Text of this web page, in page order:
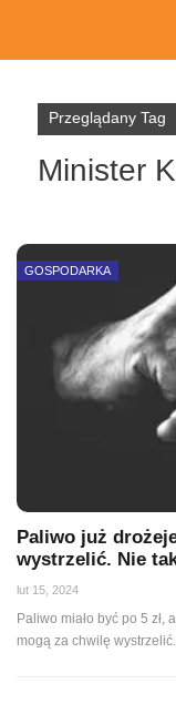
Przeglądany Tag
Minister
GOSPODARKA
Paliwo już
wystrzelić. Nie
lut 15, 2024
Paliwo miało być po 5
mogą za chwilę